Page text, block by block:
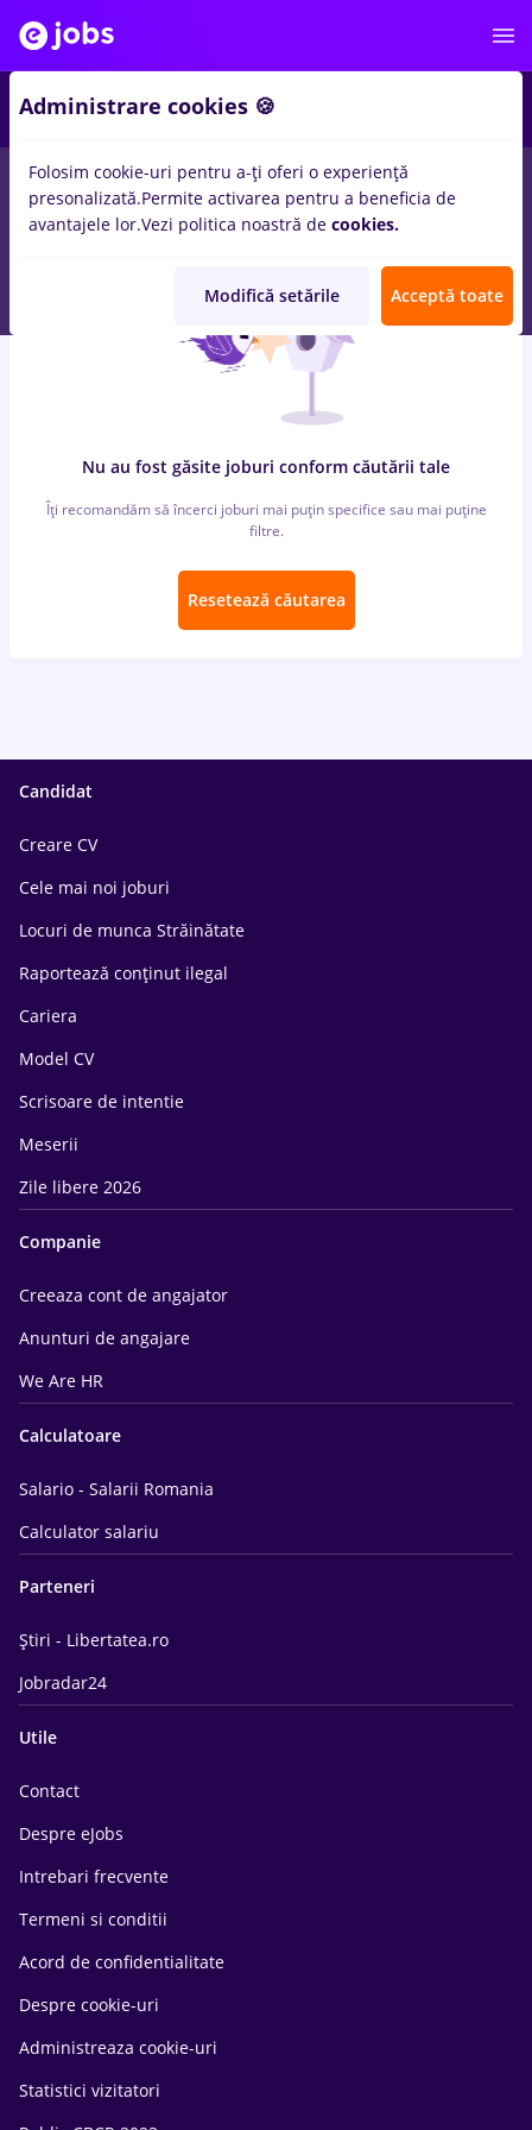
locuri de muncadm, Part timeinTimisoarainConstructii /
Instalatii, IT / Telecom
Nu au fost găsite joburi conform căutării tale
Îți recomandăm să încerci joburi mai puțin specifice sau mai puține
filtre.
Resetează căutarea
Candidat
Creare CV
Cele mai noi joburi
Locuri de munca Străinătate
Raportează conținut ilegal
Cariera
Model CV
Scrisoare de intentie
Meserii
Zile libere 2026
Companie
Creeaza cont de angajator
Anunturi de angajare
We Are HR
Calculatoare
Salario - Salarii Romania
Calculator salariu
Parteneri
Știri - Libertatea.ro
Jobradar24
Utile
Contact
Despre eJobs
Intrebari frecvente
Termeni si conditii
Acord de confidentialitate
Despre cookie-uri
Administreaza cookie-uri
Statistici vizitatori
Administrare cookies 🍪
Folosim cookie-uri pentru a-ți oferi o experiență
presonalizată.Permite activarea pentru a beneficia de
avantajele lor.Vezi politica noastră de cookies.
Modifică setările Acceptă toate